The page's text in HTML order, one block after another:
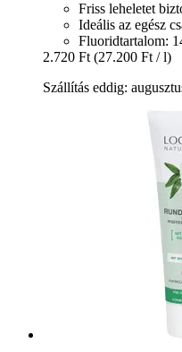
Friss leheletet
Ideális az egész
Fluoridtartalom:
2.720 Ft (27.200 Ft / l)
Szállítás eddig: